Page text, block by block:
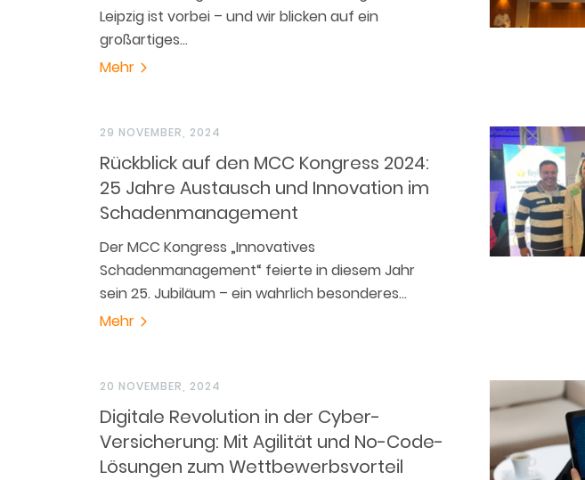
Leipzig ist vorbei – und wir blicken auf ein
großartiges…
Mehr
29 NOVEMBER, 2024
Rückblick auf den MCC Kongress 2024:
25 Jahre Austausch und Innovation im
Schadenmanagement
Der MCC Kongress „Innovatives
Schadenmanagement“ feierte in diesem Jahr
sein 25. Jubiläum – ein wahrlich besonderes…
Mehr
20 NOVEMBER, 2024
Digitale Revolution in der Cyber-
Versicherung: Mit Agilität und No-Code-
Lösungen zum Wettbewerbsvorteil